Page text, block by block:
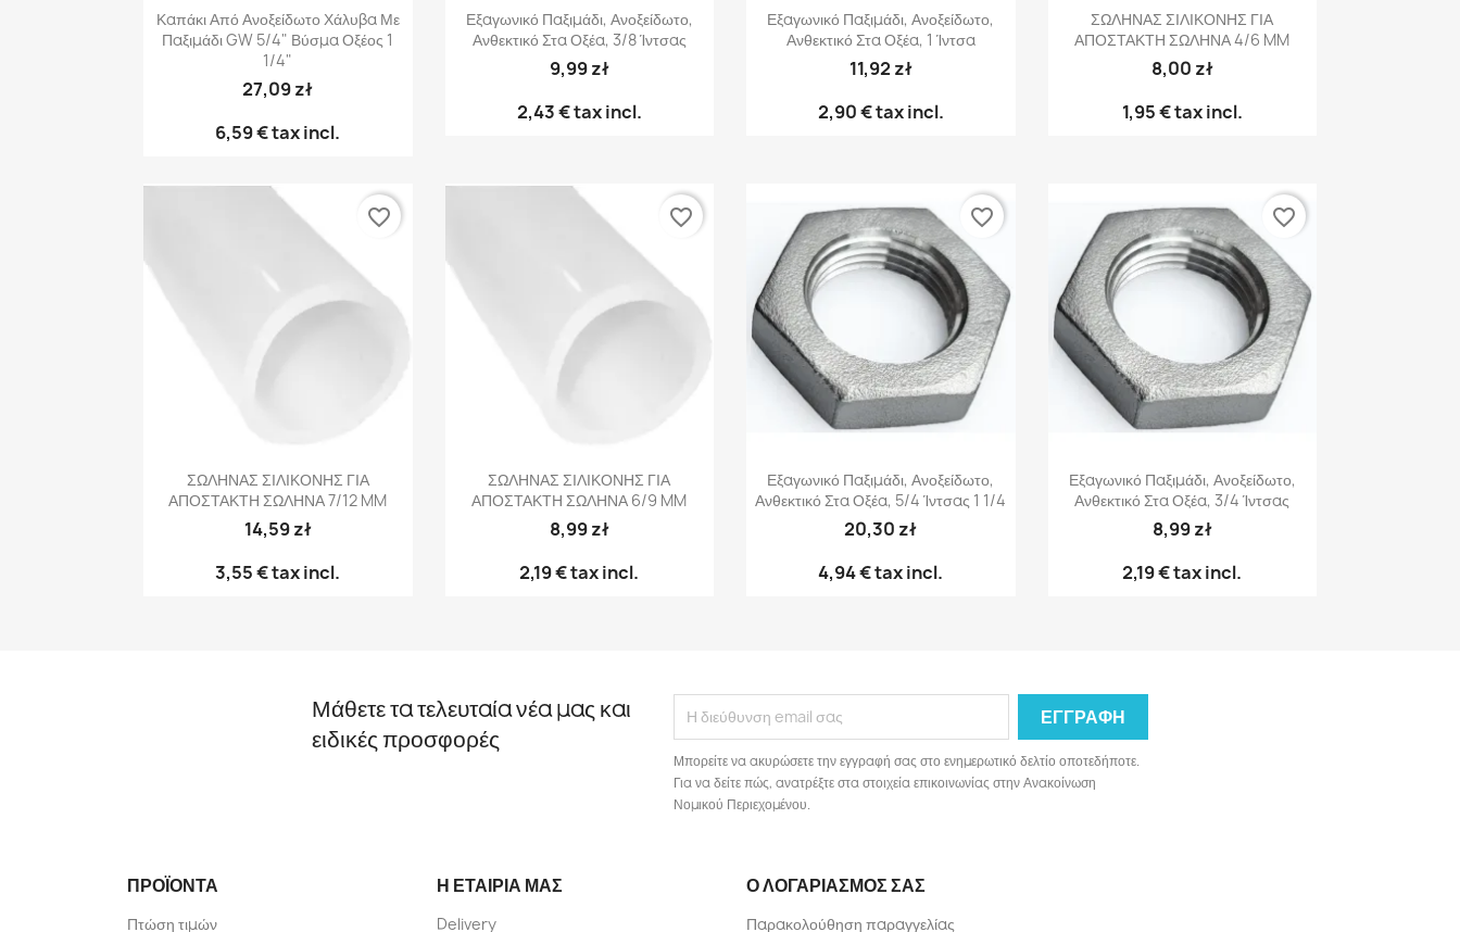
Γρήγορη προβολή
Καπάκι Από Ανοξείδωτο Χάλυβα Με
Παξιμάδι GW 5/4" Βύσμα Οξέος 1
1/4"
27,09 zł
6,59 €tax incl.
Γρήγορη προβολή
Εξαγωνικό Παξιμάδι, Ανοξείδωτο,
Ανθεκτικό Στα Οξέα, 3/8 Ίντσας
9,99 zł
2,43 €tax incl.
Γρήγορη προβολή
Εξαγωνικό Παξιμάδι, Ανοξείδωτο,
Ανθεκτικό Στα Οξέα, 1 Ίντσα
11,92 zł
2,90 €tax incl.
Γρήγορη προβολή
ΣΩΛΗΝΑΣ ΣΙΛΙΚΟΝΗΣ ΓΙΑ
ΑΠΟΣΤΑΚΤΗ ΣΩΛΗΝΑ 4/6 MM
8,00 zł
1,95 €tax incl.
Γρήγορη προβολή
ΣΩΛΗΝΑΣ ΣΙΛΙΚΟΝΗΣ ΓΙΑ
ΑΠΟΣΤΑΚΤΗ ΣΩΛΗΝΑ 7/12 MM
14,59 zł
3,55 €tax incl.
favorite_border
Γρήγορη προβολή
ΣΩΛΗΝΑΣ ΣΙΛΙΚΟΝΗΣ ΓΙΑ
ΑΠΟΣΤΑΚΤΗ ΣΩΛΗΝΑ 6/9 MM
8,99 zł
2,19 €tax incl.
favorite_border
Γρήγορη προβολή
Εξαγωνικό Παξιμάδι, Ανοξείδωτο,
Ανθεκτικό Στα Οξέα, 5/4 Ίντσας 1 1/4
20,30 zł
4,94 €tax incl.
favorite_border
Γρήγορη προβολή
Εξαγωνικό Παξιμάδι, Ανοξείδωτο,
Ανθεκτικό Στα Οξέα, 3/4 Ίντσας
8,99 zł
2,19 €tax incl.
favorite_border
Μάθετε τα τελευταία νέα μας και
ειδικές προσφορές
Μπορείτε να ακυρώσετε την εγγραφή σας στο ενημερωτικό δελτίο οποτεδήποτε.
Για να δείτε πώς, ανατρέξτε στα στοιχεία επικοινωνίας στην Ανακοίνωση
Νομικού Περιεχομένου.
ΠΡΟΪΌΝΤΑ
Πτώση τιμών
Η ΕΤΑΙΡΊΑ ΜΑΣ
Delivery
Ο ΛΟΓΑΡΙΑΣΜΌΣ ΣΑΣ
Παρακολούθηση παραγγελίας